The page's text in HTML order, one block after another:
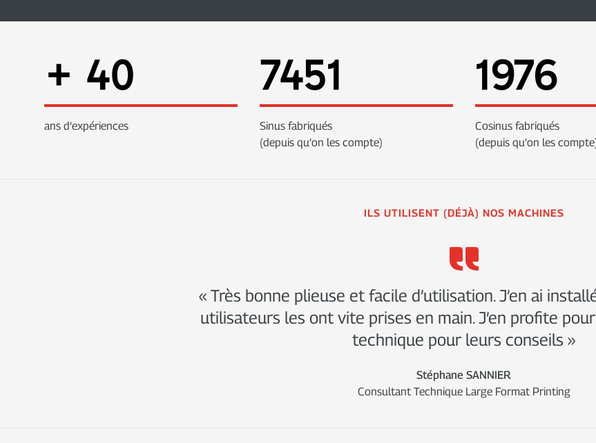
+ 40
ans d’expériences
7452
Sinus fabriqués
(depuis qu’on les compte)
1977
Cosinus fabriqués
(depuis qu’on les
ILS UTILISENT (DÉJÀ) NOS MACHINES
« Très bonne plieuse et facile d’utilisation. J’en ai
utilisateurs les ont vite prises en main. J’en profite
technique pour leurs conseils »
Stéphane SANNIER
Consultant Technique Large Format Printing